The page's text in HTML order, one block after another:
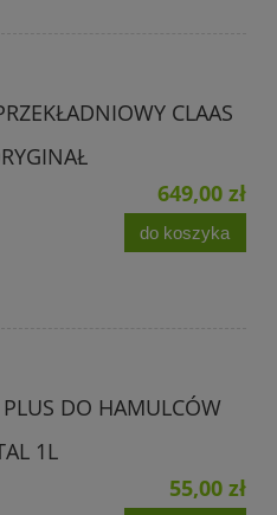
CLAAS
649,00 zł
do koszyka
DO HAMULCÓW
1L
55,00 zł